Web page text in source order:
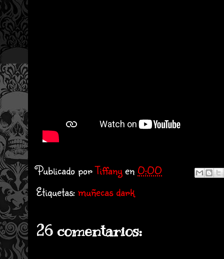
Publicado porTiffanyen 0:00
Etiquetas:muñecas dark
26 comentarios: